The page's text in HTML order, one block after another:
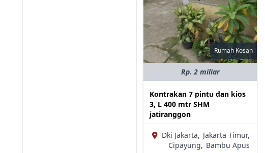
Rumah Kosan
Rp. 2 miliar
Kontrakan 7 pintu dan kios
3, L 400 mtr SHM
jatiranggon
Dki Jakarta, Jakarta Timur,
Cipayung, Bambu Apus